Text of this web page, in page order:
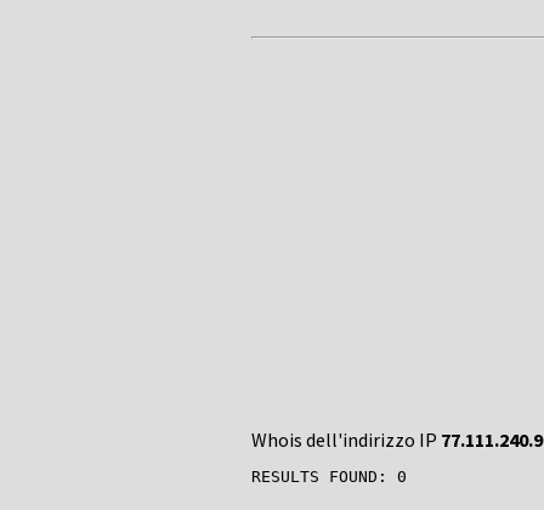
Whois dell'indirizzo IP